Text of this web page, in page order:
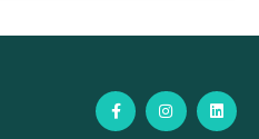
F
a
c
I
n
s
L
i
n